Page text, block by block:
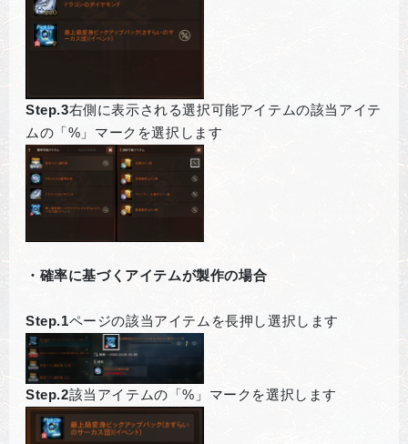
Step.3右側に表示される選択可能アイテムの該当アイテ
ムの「%」マークを選択します
・確率に基づくアイテムが製作の場合
Step.1ページの該当アイテムを長押し選択します
Step.2該当アイテムの「%」マークを選択します